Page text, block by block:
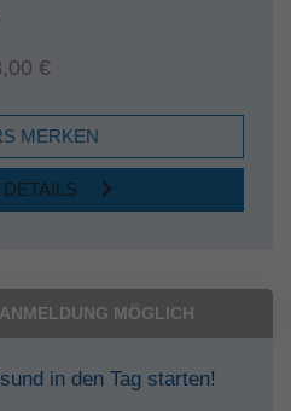
€
MERKEN
ANMELDUNG MÖGLICH
in den Tag starten!